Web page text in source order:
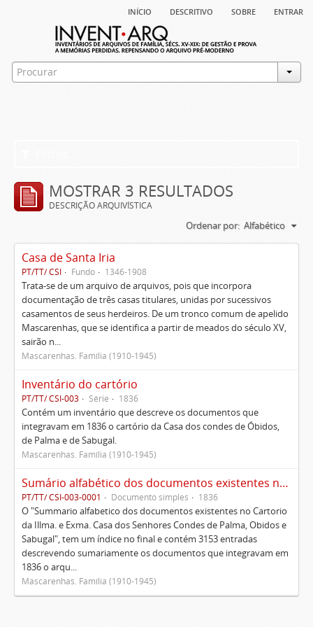
início descritivo sobre entrar
MOSTRAR 3 RESULTADOS
DESCRIÇÃO ARQUIVÍSTICA
Ordenar por: Alfabético
Casa de Santa Iria
PT/TT/ CSI Fundo 1346-1908
Trata-se de um arquivo de arquivos, pois que incorpora
documentação de três casas titulares, unidas por sucessivos
casamentos de seus herdeiros. De um tronco comum de apelido
Mascarenhas, que se identifica a partir de meados do século XV,
sairão n...
Mascarenhas. Família (1910-1945)
Inventário do cartório
PT/TT/ CSI-003 Série 1836
Contém um inventário que descreve os documentos que
integravam em 1836 o cartório da Casa dos condes de Óbidos,
de Palma e de Sabugal.
Mascarenhas. Família (1910-1945)
Sumário alfabético dos documentos existentes no Cartório da Ilustríssima e Excelentíssima Casa dos senhores condes de Palma, Óbidos e Sabugal
PT/TT/ CSI-003-0001 Documento simples 1836
O "Summario alfabetico dos documentos existentes no Cartorio
da Illma. e Exma. Casa dos Senhores Condes de Palma, Obidos e
Sabugal", tem um índice no final e contém 3153 entradas
descrevendo sumariamente os documentos que integravam em
1836 o arqu...
Mascarenhas. Família (1910-1945)